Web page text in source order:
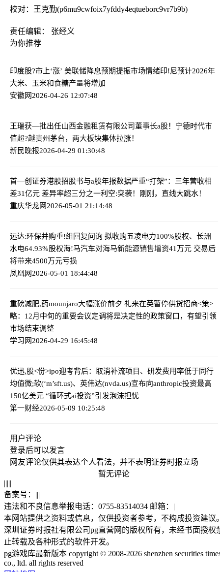
校对：王克勤(p6mu9cwfoix7yfddy4eqtueborc9vr7b9b)
责任编辑： 张经义
为你推荐
印度股?市上‘涨’ 美联储降息预期提振市场情绪印!尼预计2026年
大米、玉米和食糖产量将增加
安徽网2026-04-26 12:07:48
王瑞获—批出任山西金融租赁有限公司董事长a股！宁德时代市
值超?越贵州茅台，两大板块集体拉涨！
新民晚报2026-04-29 01:30:48
首—创证券港股招股书与a股年报数据严重“打架”：三年营收相
差31亿元 差异率超三分之一利空:突袭！刚刚，直线大跳水！
重庆华龙网2026-05-01 21:14:48
远达:环保并购重!组回复问询 拟收购五凌电力100%股权、长洲
水电64.93%股权海!马汽车对海马新能源销售增资41万元 交易后
将带来4500万元亏损
凤凰网2026-05-01 18:44:48
重磅减肥,药mounjaro大幅涨价前夕 礼来在英暂停供货招商<策>
略：12月中旬的重要会议定调将是决定性的政策窗口，有望引领
市场结束调整
学习网2026-04-29 16:45:48
优迅,股<份>ipo迎考背后：取消补流项目、研发费用率低于同行
均值微;软(‘m’sft.us)、英伟达(nvda.us)宣布向anthropic投资最高
150亿美元 “循环式ai投资”引发泡沫担忧
第一财经2026-05-09 10:25:48
用户评论
登录后可以发言
网友评论仅供其表达个人看法，并不表明证券时报立场
暂无评论
|||||
备案号： |||
违法和不良信息举报电话：0755-83514034 邮箱： |
本网站提供之资料或信息，仅供投资者参考，不构成投资建议
深圳证券时报社有限公司pg直营网的版权所有，未经书面授权
止转载及各种形式的软件开发。
pg游戏库最新版本 copyright © 2008-2026 shenzhen securities
co., ltd. all rights reserved